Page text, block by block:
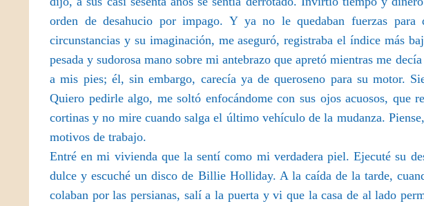
orden de desahucio por impago. Y ya no le quedaban fuerzas
circunstancias y su imaginación, me aseguró, registraba el índice más
pesada y sudorosa mano sobre mi antebrazo que apretó mientras me
a mis pies; él, sin embargo, carecía ya de queroseno para su motor.
Quiero pedirle algo, me soltó enfocándome con sus ojos acuosos, que
cortinas y no mire cuando salga el último vehículo de la mudanza.
motivos de trabajo.
Entré en mi vivienda que la sentí como mi verdadera piel. Ejecuté su
dulce y escuché un disco de Billie Holliday. A la caída de la tarde,
colaban por las persianas, salí a la puerta y vi que la casa de al lado